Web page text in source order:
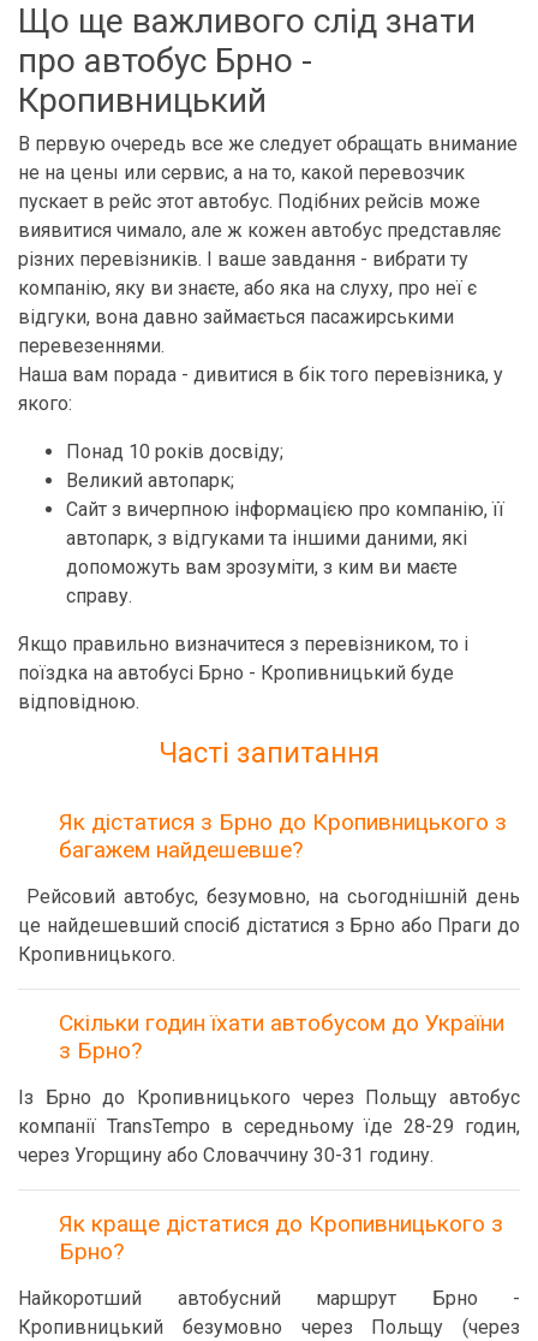
Що ще важливого слід знати
про автобус Брно -
Кропивницький
В первую очередь все же следует обращать внимание
не на цены или сервис, а на то, какой перевозчик
пускает в рейс этот автобус. Подібних рейсів може
виявитися чимало, але ж кожен автобус представляє
різних перевізників. І ваше завдання - вибрати ту
компанію, яку ви знаєте, або яка на слуху, про неї є
відгуки, вона давно займається пасажирськими
перевезеннями.
Наша вам порада - дивитися в бік того перевізника, у
якого:
Понад 10 років досвіду;
Великий автопарк;
Сайт з вичерпною інформацією про компанію, її
автопарк, з відгуками та іншими даними, які
допоможуть вам зрозуміти, з ким ви маєте
справу.
Якщо правильно визначитеся з перевізником, то і
поїздка на автобусі Брно - Кропивницький буде
відповідною.
Часті запитання
Як дістатися з Брно до Кропивницького з
багажем найдешевше?
Рейсовий автобус, безумовно, на сьогоднішній день
це найдешевший спосіб дістатися з Брно або Праги до
Кропивницького.
Скільки годин їхати автобусом до України
з Брно?
Із Брно до Кропивницького через Польщу автобус
компанії TransTempo в середньому їде 28-29 годин,
через Угорщину або Словаччину 30-31 годину.
Як краще дістатися до Кропивницького з
Брно?
Найкоротший автобусний маршрут Брно -
Кропивницький безумовно через Польщу (через